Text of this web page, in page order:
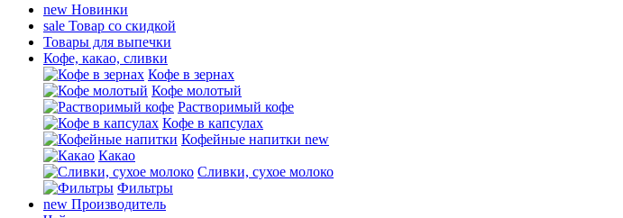
new Новинки
sale Товар со скидкой
Товары для выпечки
Кофе, какао, сливки
Кофе в зернах
Кофе молотый
Растворимый кофе
Кофе в капсулах
Кофейные напитки new
Какао
Сливки, сухое молоко
Фильтры
new Производитель